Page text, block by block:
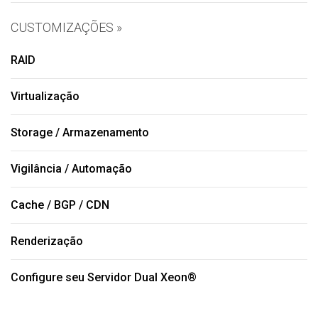
CUSTOMIZAÇÕES »
RAID
Virtualização
Storage / Armazenamento
Vigilância / Automação
Cache / BGP / CDN
Renderização
Configure seu Servidor Dual Xeon®